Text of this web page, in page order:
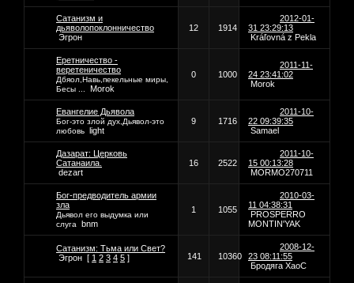
Сатанизм и
дьяволопоклонничество
Эгрон
12 1914
2012-01-
31 23:29:13
Kráľovná z Pekla
Еретничество -
веретеничество
Дбяол,Навь,пекельные миры,
Бесы ...
Morok
0 1000
2011-11-
24 23:41:02
Morok
Евангелие Дьявола
Бог-это злой дух,Дьявол-это
любовь
light
9 1716
2011-10-
22 09:39:35
Samael
Дазарат: Церковь
Сатанаила.
dezart
16 2522
2011-10-
15 00:13:28
MORMO270711
Бог-предводитель армии
зла
Дьявол его выдумка или
слуга
bnm
1 1055
2010-03-
11 04:38:31
PROSPERRO
MONTIN'YAK
Сатанизм: Тьма или Свет?
Эгрон [ 1 2 3 4 5 ] 141 10360
2008-12-
23 08:11:55
Бродяга ХаоС